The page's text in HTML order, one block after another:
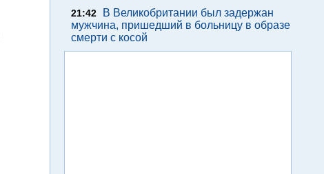
21:42
В Великобритании был задержан
мужчина, пришедший в больницу в образе
смерти с косой